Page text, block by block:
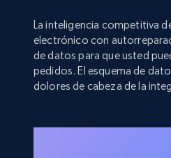
La inteligencia competitiva
electrónico con
de datos para que usted
pedidos. El esquema de
dolores de cabeza de la